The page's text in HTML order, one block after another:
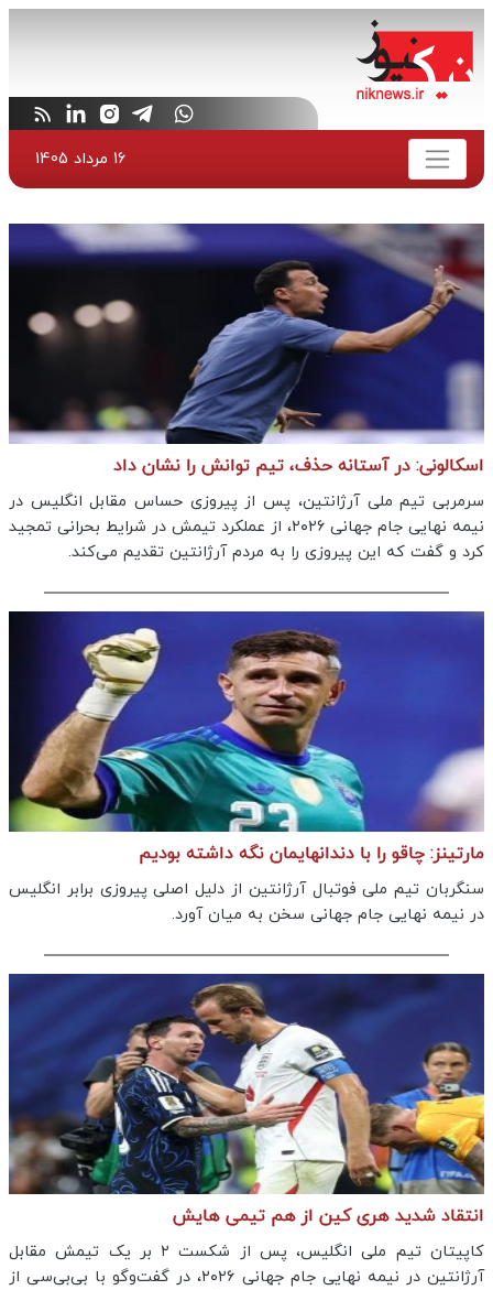
16 مرداد 1405
اسکالونی: در آستانه حذف، تیم توانش را نشان داد
سرمربی تیم ملی آرژانتین، پس از پیروزی حساس مقابل انگلیس در
نیمه نهایی جام جهانی ۲۰۲۶، از عملکرد تیمش در شرایط بحرانی تمجید
کرد و گفت که این پیروزی را به مردم آرژانتین تقدیم می‌کند.
مارتینز: چاقو را با دندانهایمان نگه داشته بودیم
سنگربان تیم ملی فوتبال آرژانتین از دلیل اصلی پیروزی برابر انگلیس
در نیمه نهایی جام جهانی سخن به میان آورد.
انتقاد شدید هری کین از هم تیمی هایش
کاپیتان تیم ملی انگلیس، پس از شکست ۲ بر یک تیمش مقابل
آرژانتین در نیمه نهایی جام جهانی ۲۰۲۶، در گفت‌وگو با بی‌بی‌سی از